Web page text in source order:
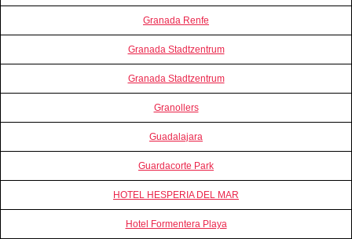
Granada Renfe
Granada Stadtzentrum
Granada Stadtzentrum
Granollers
Guadalajara
Guardacorte Park
HOTEL HESPERIA DEL MAR
Hotel Formentera Playa